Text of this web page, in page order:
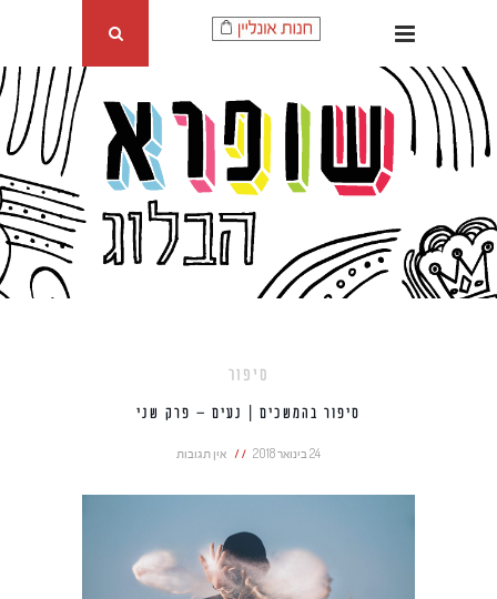
סיפור
סיפור בהמשכים | נעים – פרק שני
24 בינואר 2018 אין תגובות